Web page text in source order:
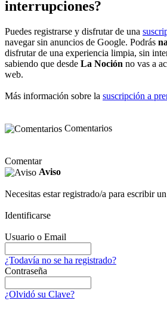
interrupciones?
Puedes registrarse y disfrutar de una
navegar sin anuncios de Google. Podrás
disfrutar de una experiencia limpia, sin
sabiendo que desde La Noción no vas a
web.
Más información sobre la suscripción a
Comentarios
Comentar
Aviso
Necesitas estar registrado/a para escribir
Identificarse
Usuario o Email
¿Todavía no se ha registrado?
Contraseña
¿Olvidó su Clave?